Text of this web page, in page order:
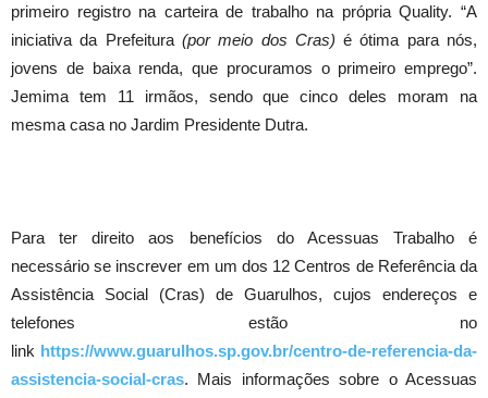
primeiro registro na carteira de trabalho na própria Quality. “A
iniciativa da Prefeitura (por meio dos Cras) é ótima para nós,
jovens de baixa renda, que procuramos o primeiro emprego”.
Jemima tem 11 irmãos, sendo que cinco deles moram na
mesma casa no Jardim Presidente Dutra.
Para ter direito aos benefícios do Acessuas Trabalho é
necessário se inscrever em um dos 12 Centros de Referência da
Assistência Social (Cras) de Guarulhos, cujos endereços e
telefones estão no
link https://www.guarulhos.sp.gov.br/centro-de-referencia-da-
assistencia-social-cras. Mais informações sobre o Acessuas